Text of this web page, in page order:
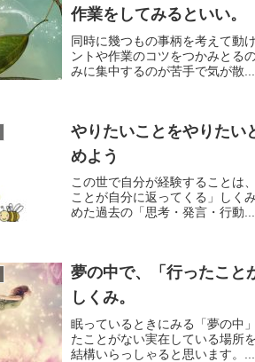
作業をしてみるといい。
同時に幾つもの事柄を考えて動
ントや作業のコツをつかみとる
みに集中するのが苦手で気が散...
やりたいことをやりたい
めよう
この世で自分が経験することは
ことが自分に返ってくる」しく
めた過去の「思考・発言・行動...
夢の中で、「行ったこと
しくみ。
眠っているときにみる「夢の中
たことがない実在している場所
結構いらっしゃると思います。...